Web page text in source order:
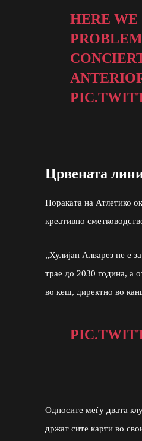
HERE WE
Црвената
Пораката на Атлетико
креативно
„Хулијан Алварез не е
трае до 2030 година, а
во кеш, директно во
Односите меѓу двата
држат сите карти во